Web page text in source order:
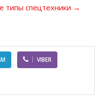
типы спецтехники →
VIBER